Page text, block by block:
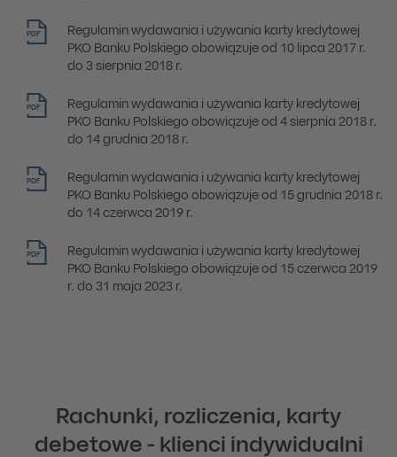
PDF
Regulamin wydawania i używania karty kredytowej
PKO Banku Polskiego obowiązuje od 10 lipca 2017 r.
do 3 sierpnia 2018 r.
PDF
Regulamin wydawania i używania karty kredytowej
PKO Banku Polskiego obowiązuje od 4 sierpnia 2018 r.
do 14 grudnia 2018 r.
PDF
Regulamin wydawania i używania karty kredytowej
PKO Banku Polskiego obowiązuje od 15 grudnia 2018 r.
do 14 czerwca 2019 r.
PDF
Regulamin wydawania i używania karty kredytowej
PKO Banku Polskiego obowiązuje od 15 czerwca 2019
r. do 31 maja 2023 r.
Rachunki, rozliczenia, karty
debetowe - klienci indywidualni